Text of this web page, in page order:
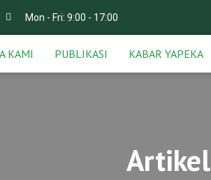
Mon - Fri: 9:00 - 17:00
KAMI PUBLIKASI KABAR YAPEKA
Artikel